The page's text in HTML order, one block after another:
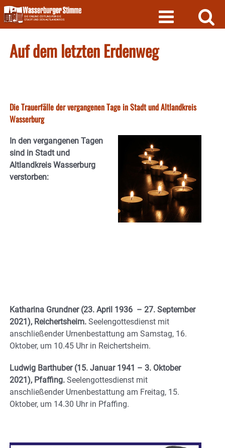
Skip
to
content
Auf dem letzten Erdenweg
Die Trauerfälle der vergangenen Tage in Stadt und Altlandkreis
Wasserburg
In den vergangenen Tagen
sind in Stadt und
Altlandkreis Wasserburg
verstorben:
Katharina Grundner (23. April 1936 – 27. September
2021), Reichertsheim. Seelengottesdienst mit
anschließender Urnenbestattung am Samstag, 16.
Oktober, um 10.45 Uhr in Reichertsheim.
Ludwig Barthuber (15. Januar 1941 – 3. Oktober
2021), Pfaffing. Seelengottesdienst mit
anschließender Urnenbestattung am Freitag, 15.
Oktober, um 14.30 Uhr in Pfaffing.